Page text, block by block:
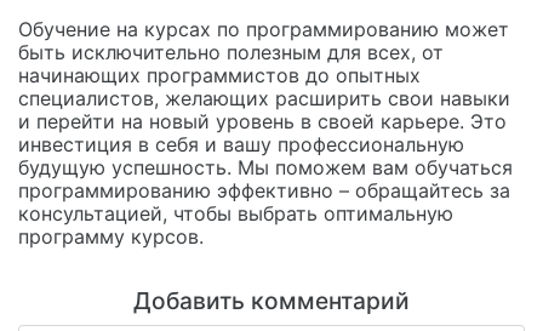
Обучение на курсах по программированию может
быть исключительно полезным для всех, от
начинающих программистов до опытных
специалистов, желающих расширить свои навыки
и перейти на новый уровень в своей карьере. Это
инвестиция в себя и вашу профессиональную
будущую успешность. Мы поможем вам обучаться
программированию эффективно – обращайтесь за
консультацией, чтобы выбрать оптимальную
программу курсов.
Добавить комментарий